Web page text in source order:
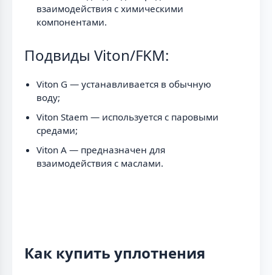
взаимодействия с химическими
компонентами.
Подвиды Viton/FKM:
Viton G — устанавливается в обычную
воду;
Viton Staem — используется с паровыми
средами;
Viton A — предназначен для
взаимодействия с маслами.
Как купить уплотнения